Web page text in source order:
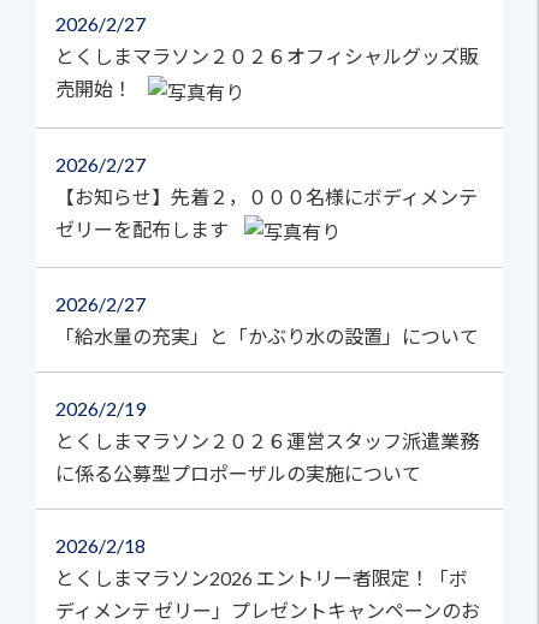
2026 2/27
とくしまマラソン２０２６オフィシャルグッズ販
売開始！
2026 2/27
【お知らせ】先着２，０００名様にボディメンテ
ゼリーを配布します
2026 2/27
「給水量の充実」と「かぶり水の設置」について
2026 2/19
とくしまマラソン２０２６運営スタッフ派遣業務
に係る公募型プロポーザルの実施について
2026 2/18
とくしまマラソン2026 エントリー者限定！「ボ
ディメンテ ゼリー」プレゼントキャンペーンのお